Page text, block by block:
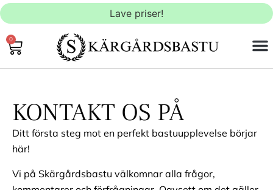
Lave priser!
0
KONTAKT OS PÅ
Ditt första steg mot en perfekt bastuupplevelse börjar
här!
Vi på Skärgårdsbastu välkomnar alla frågor,